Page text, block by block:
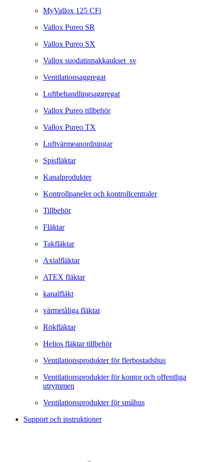
MyVallox 125 CFi
Vallox Pureo SR
Vallox Pureo SX
Vallox suodatinpakkaukset_sv
Ventilationsaggregat
Luftbehandlingsaggregat
Vallox Pureo tillbehör
Vallox Pureo TX
Luftvärmeanordningar
Spisfläktar
Kanalprodukter
Kontrollpaneler och kontrollcentraler
Tillbehör
Fläktar
Takfläktar
Axialfläktar
ATEX fläktar
kanalfläkt
värmetåliga fläktar
Rökfläktar
Helios fläktar tillbehör
Ventilationsprodukter för flerbostadshus
Ventilationsprodukter för kontor och offentliga
utrymmen
Ventilationsprodukter för småhus
Support och instruktioner